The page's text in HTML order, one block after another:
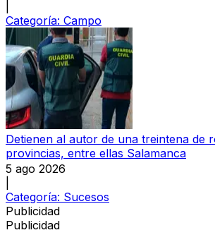
Categoría: Campo
Detienen al autor de una treintena de
provincias, entre ellas Salamanca
5 ago 2026
Categoría: Sucesos
Publicidad
Publicidad